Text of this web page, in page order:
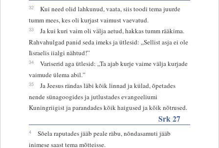
32
Kui need olid lahkunud, vaata, siis toodi tema juurde
tumm mees, kes oli kurjast vaimust vaevatud.
33
Ja kui kuri vaim oli välja aetud, hakkas tumm rääkima.
Rahvahulgad panid seda imeks ja ütlesid: „Sellist asja ei ole
Iisraelis iialgi nähtud!”
34
Variserid aga ütlesid: „Ta ajab kurje vaime välja kurjade
vaimude ülema abil.”
35
Ja Jeesus rändas läbi kõik linnad ja külad, õpetades
nende sünagoogides ja jutlustades evangeeliumi
Kuningriigist ja parandades kõik haigused ja kõik nõtrused.
Srk 27
4
Sõela raputades jääb peale räbu, nõndasamuti jääb
inimese saast tema mõtteisse.